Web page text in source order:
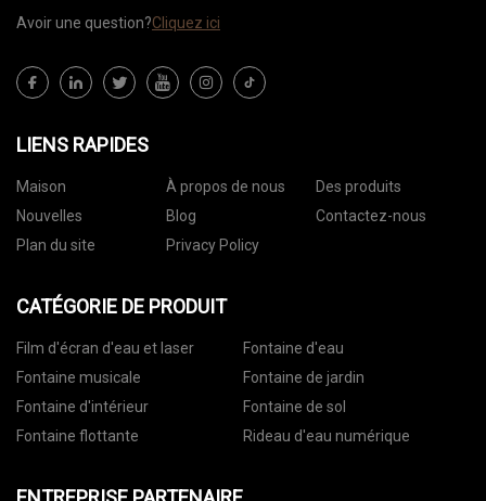
Avoir une question?Cliquez ici
LIENS RAPIDES
Maison À propos de nous
Des produits
Nouvelles
Blog
Contactez-nous
Plan du site
Privacy Policy
CATÉGORIE DE PRODUIT
Film d'écran d'eau et laser
Fontaine d'eau
Fontaine musicale
Fontaine de jardin
Fontaine d'intérieur
Fontaine de sol
Fontaine flottante
Rideau d'eau numérique